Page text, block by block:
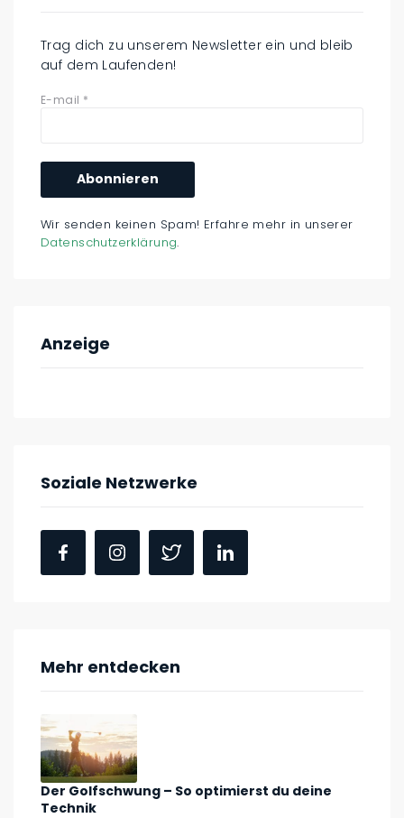
Trag dich zu unserem Newsletter ein und bleib
auf dem Laufenden!
E-mail *
Wir senden keinen Spam! Erfahre mehr in unserer
Datenschutzerklärung.
Anzeige
Soziale Netzwerke
Mehr entdecken
Der Golfschwung – So optimierst du deine
Technik